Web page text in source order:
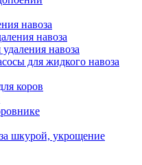
навоза
навоза
навоза
для жидкого навоза
коров
шкурой, укрощение